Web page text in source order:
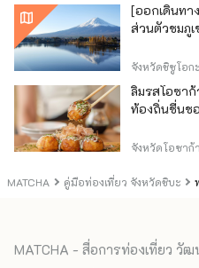
MATCHA คู่มือท่องเที่ยว จังหวัดชิบะ
[ออกเดินทา
ส่วนตัวชมภู
จังหวัดชิซูโอกะ
ลิ้มรสโอซา
ท้องถิ่นชื่นช
จังหวัดโอซาก้า
MATCHA - สื่อการท่องเที่ยว